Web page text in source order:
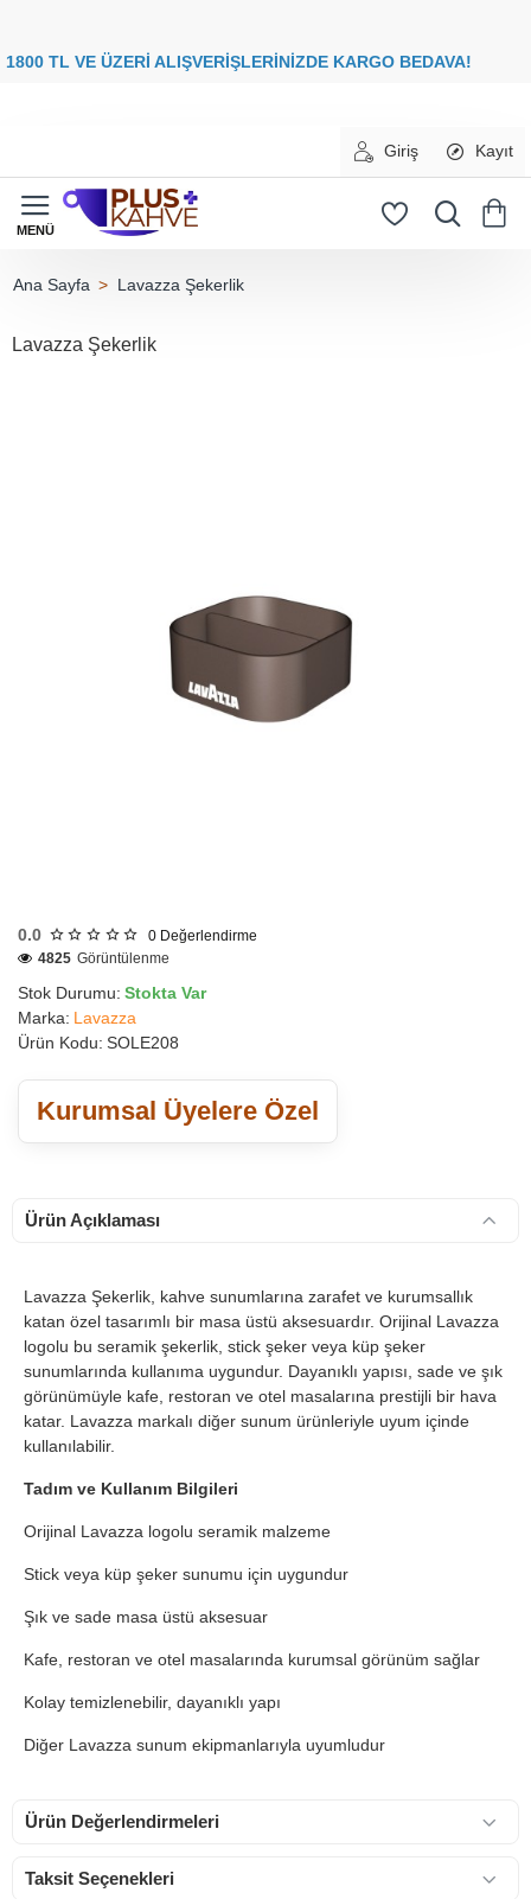
00 TL VE ÜZERİ ALIŞVERİŞLERİNİZDE KARGO
Giriş Kayıt
Lavazza Şekerlik
Lavazza Şekerlik
0.0 0 Değerlendirme
Stok Durumu: Stokta Var
Marka: Lavazza
Ürün Kodu: SOLE208
4825 Görüntülenme
Kurumsal Üyelere Özel
Ürün Açıklaması
Lavazza Şekerlik, kahve sunumlarına zarafet ve kurumsallık
katan özel tasarımlı bir masa üstü aksesuardır. Orijinal Lavazza
logolu bu seramik şekerlik, stick şeker veya küp şeker
sunumlarında kullanıma uygundur. Dayanıklı yapısı, sade ve şık
görünümüyle kafe, restoran ve otel masalarına prestijli bir hava
katar. Lavazza markalı diğer sunum ürünleriyle uyum içinde
kullanılabilir.
Tadım ve Kullanım Bilgileri
Orijinal Lavazza logolu seramik malzeme
Stick veya küp şeker sunumu için uygundur
Şık ve sade masa üstü aksesuar
Kafe, restoran ve otel masalarında kurumsal görünüm sağlar
Kolay temizlenebilir, dayanıklı yapı
Diğer Lavazza sunum ekipmanlarıyla uyumludur
Ürün Değerlendirmeleri
Taksit Seçenekleri